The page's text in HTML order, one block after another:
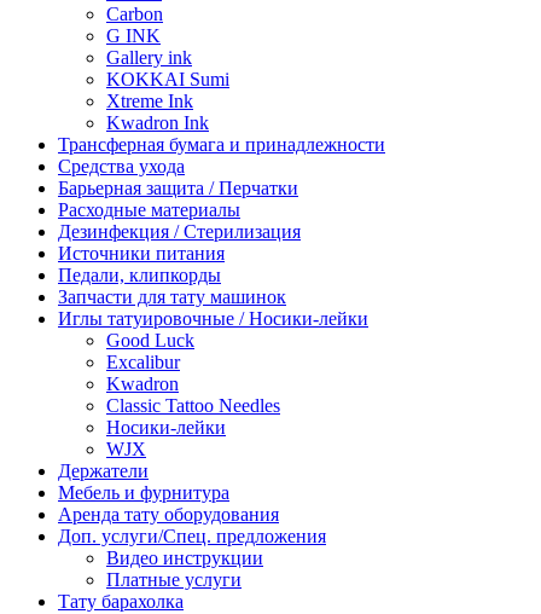
Carbon
G INK
Gallery ink
KOKKAI Sumi
Xtreme Ink
Kwadron Ink
Трансферная бумага и принадлежности
Средства ухода
Барьерная защита / Перчатки
Расходные материалы
Дезинфекция / Стерилизация
Источники питания
Педали, клипкорды
Запчасти для тату машинок
Иглы татуировочные / Носики-лейки
Good Luck
Excalibur
Kwadron
Classic Tattoo Needles
Носики-лейки
WJX
Держатели
Мебель и фурнитура
Аренда тату оборудования
Доп. услуги/Спец. предложения
Видео инструкции
Платные услуги
Тату барахолка